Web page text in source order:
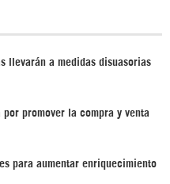
llevarán a medidas disuasorias
por promover la compra y venta
para aumentar enriquecimiento